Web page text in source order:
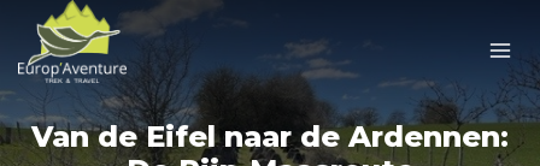
Doorgaan
naar
inhoud
Van de Eifel naar de Ardennen: